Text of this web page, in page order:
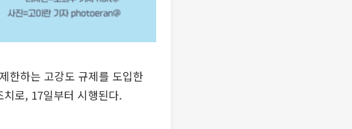
한하는 고강도 규제를 도입한
로, 17일부터 시행된다.